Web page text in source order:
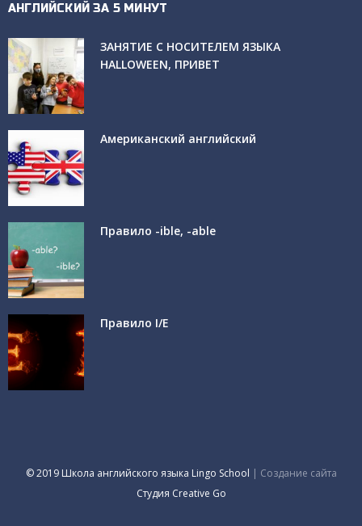
АНГЛИЙСКИЙ ЗА 5 МИНУТ
ЗАНЯТИЕ С НОСИТЕЛЕМ ЯЗЫКА
HALLOWEEN, ПРИВЕТ
Американский английский
Правило -ible, -able
Правило I/E
© 2019 Школа английского языка Lingo School | Создание сайта
Студия Creative Go